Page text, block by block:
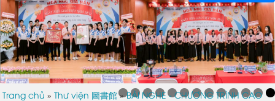
Trang chủ »Thư viện 圖書館»BÀI NGHE - CHƯƠNG TRÌNH CAO